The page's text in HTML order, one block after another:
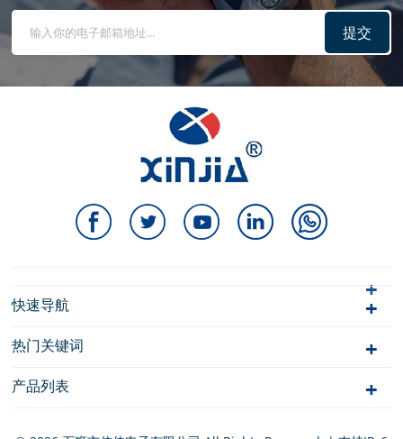
提交
快速导航
热门关键词
产品列表